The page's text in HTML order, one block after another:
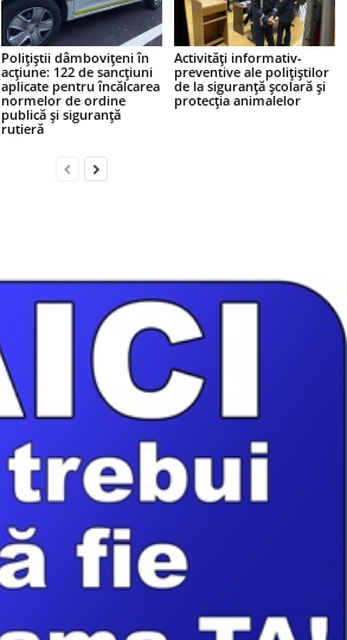
Polițiștii dâmbovițeni în
acțiune: 122 de sancțiuni
aplicate pentru încălcarea
normelor de ordine
publică și siguranță
rutieră
Activități informativ-
preventive ale polițiștilor
de la siguranță școlară și
protecția animalelor